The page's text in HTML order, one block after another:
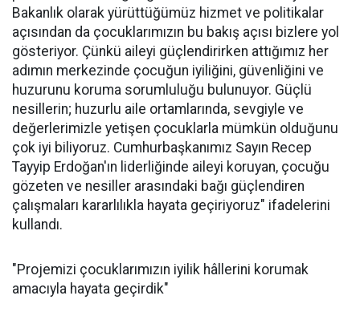
Bakanlık olarak yürüttüğümüz hizmet ve politikalar
açısından da çocuklarımızın bu bakış açısı bizlere yol
gösteriyor. Çünkü aileyi güçlendirirken attığımız her
adımın merkezinde çocuğun iyiliğini, güvenliğini ve
huzurunu koruma sorumluluğu bulunuyor. Güçlü
nesillerin; huzurlu aile ortamlarında, sevgiyle ve
değerlerimizle yetişen çocuklarla mümkün olduğunu
çok iyi biliyoruz. Cumhurbaşkanımız Sayın Recep
Tayyip Erdoğan'ın liderliğinde aileyi koruyan, çocuğu
gözeten ve nesiller arasındaki bağı güçlendiren
çalışmaları kararlılıkla hayata geçiriyoruz" ifadelerini
kullandı.
"Projemizi çocuklarımızın iyilik hâllerini korumak
amacıyla hayata geçirdik"